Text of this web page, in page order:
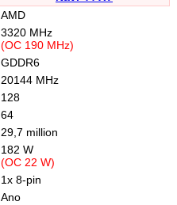
AMD
3320 MHz
(OC 190 MHz)
GDDR6
20144 MHz
128
64
29,7 million
182 W
(OC 22 W)
1x 8-pin
Ano